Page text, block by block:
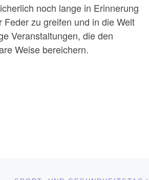
noch lange in Erinnerung
zu greifen und in die Welt
Veranstaltungen, die den
Weise bereichern.